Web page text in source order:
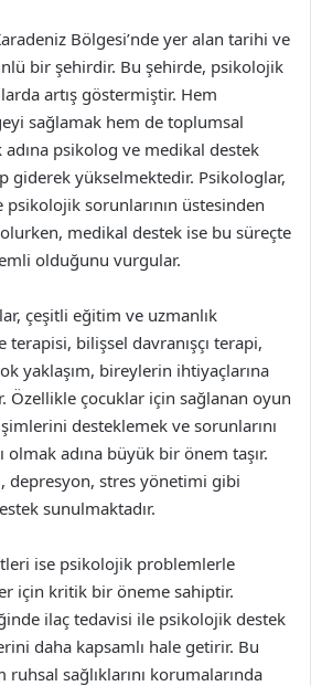
Bölgesi’nde yer alan tarihi ve
bir şehirdir. Bu şehirde, psikolojik
artış göstermiştir. Hem
sağlamak hem de toplumsal
psikolog ve medikal destek
giderek yükselmektedir. Psikologlar,
sorunlarının üstesinden
medikal destek ise bu süreçte
olduğunu vurgular.
çeşitli eğitim ve uzmanlık
terapisi, bilişsel davranışçı terapi,
yaklaşım, bireylerin ihtiyaçlarına
Özellikle çocuklar için sağlanan oyun
desteklemek ve sorunlarını
olmak adına büyük bir önem taşır.
depresyon, stres yönetimi gibi
sunulmaktadır.
ise psikolojik problemlerle
için kritik bir öneme sahiptir.
ilaç tedavisi ile psikolojik destek
daha kapsamlı hale getirir. Bu
sağlıklarını korumalarında